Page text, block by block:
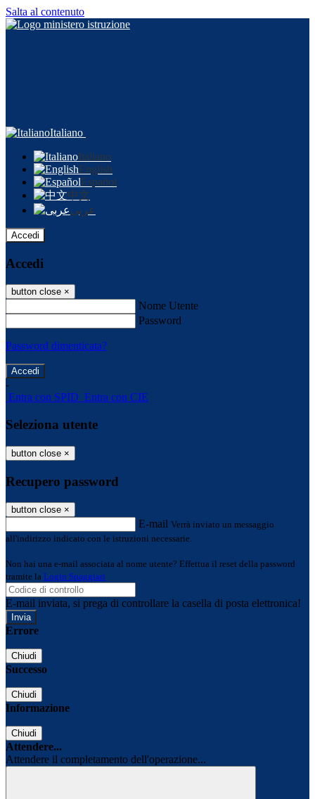
Salta al contenuto
Italiano
Italiano
English
Español
中文
عربى
Accedi
Accedi
button close ×
Nome Utente
Password
Password dimenticata?
-
Entra con SPID Entra con CIE
Seleziona utente
button close ×
Recupero password
button close ×
E-mail Verrà inviato un messaggio
all'indirizzo indicato con le istruzioni necessarie.
Non hai una e-mail associata al nome utente? Effettua il reset della password
tramite la Login Spaggiari
E-mail inviata, si prega di controllare la casella di posta elettronica!
Errore
Chiudi
Successo
Chiudi
Informazione
Chiudi
Attendere...
Attendere il completamento dell'operazione...